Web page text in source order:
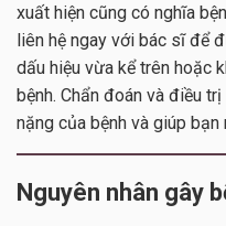
xuất hiện cũng có nghĩa
liên hệ ngay với bác sĩ để
dấu hiệu vừa kể trên hoặc
bệnh. Chẩn đoán và điều
nặng của bệnh và giúp
Nguyên nhân gây